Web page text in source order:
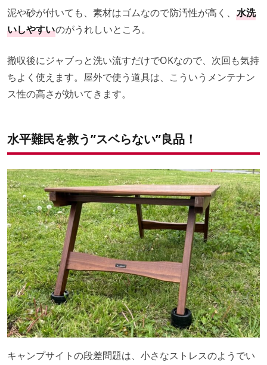
泥や砂が付いても、素材はゴムなので防汚性が高く、 水洗
いしやすいのがうれしいところ。
撤収後にジャブっと洗い流すだけでOKなので、次回も気持
ちよく使えます。屋外で使う道具は、こういうメンテナン
ス性の高さが効いてきます。
水平難民を救う”スベらない”良品！
キャンプサイトの段差問題は、小さなストレスのようでい